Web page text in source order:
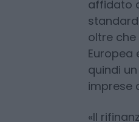
–
Maschio
del
affidato
standard
oltre che